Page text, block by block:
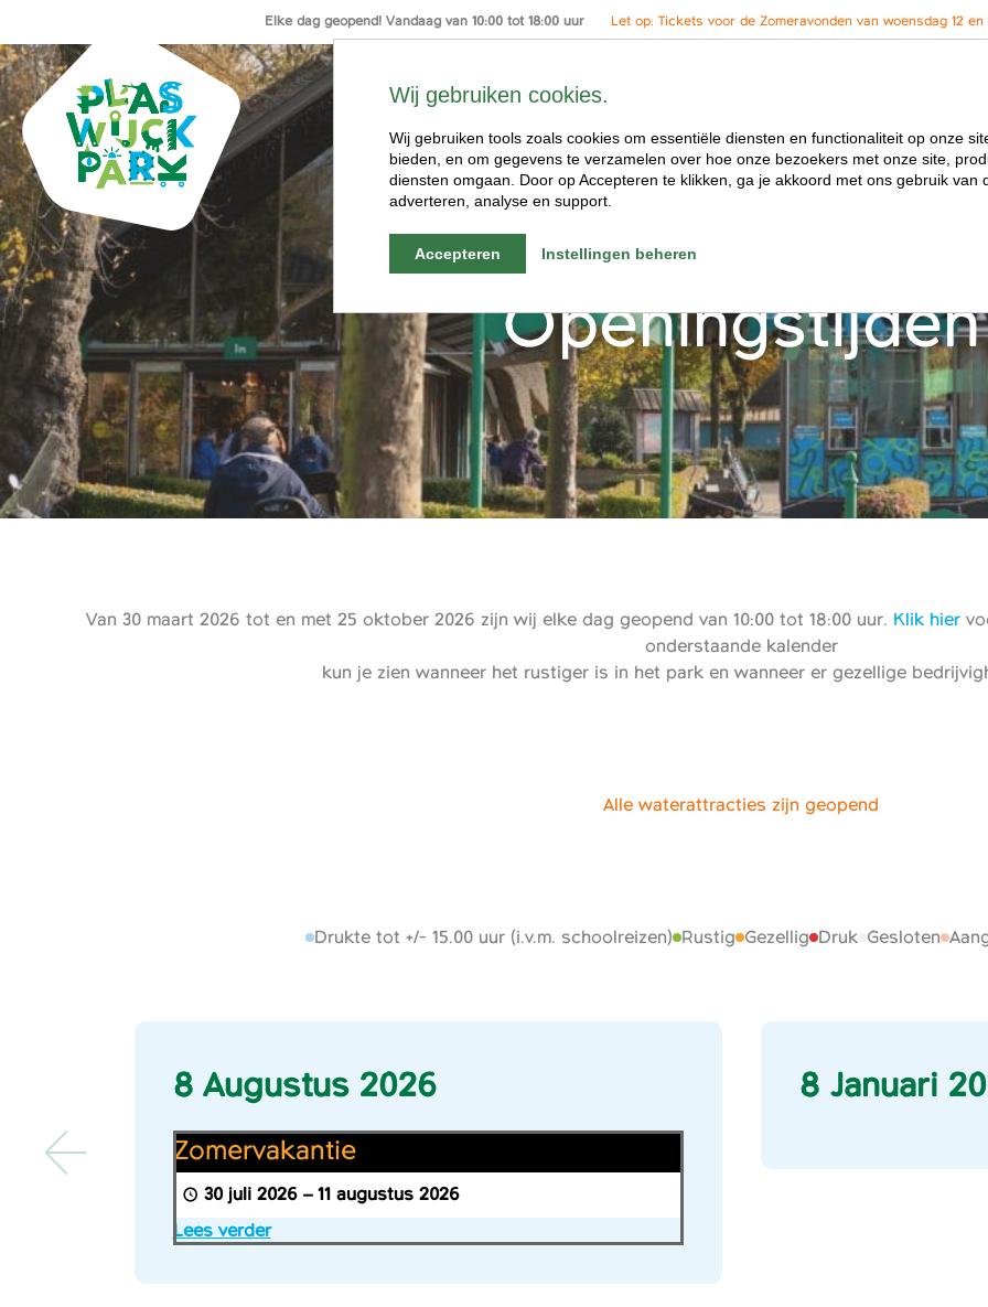
Elke dag geopend! Vandaag van 10:00 tot 18:00 uur Let op: Tickets voor de Zomeravonden van woensdag 12
Ga
naar
de
inhoud
Openingstijden
Van 30 maart 2026 tot en met 25 oktober 2026 zijn wij elke dag geopend van 10:00 tot 18:00 uur. Klik hier
onderstaande kalender
kun je zien wanneer het rustiger is in het park en wanneer er gezellige
Alle waterattracties zijn geopend
Druk
Drukte tot +/- 15.00 uur (i.v.m. schoolreizen) Gesloten
Gezellig
Rustig
8 Augustus 2026
Zomervakantie
Zomervakantie
30 juli 2026 – 11 augustus 2026
Lees verder
8 Januari
Wij gebruiken cookies.
Wij gebruiken tools zoals cookies om essentiële diensten en functionaliteit op onze
bieden, en om gegevens te verzamelen over hoe onze bezoekers met onze site,
diensten omgaan. Door op Accepteren te klikken, ga je akkoord met ons gebruik van
adverteren, analyse en support.
Accepteren Instellingen beheren